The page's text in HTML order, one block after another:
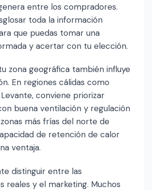
entre los compradores.
toda la información
que puedas tomar una
y acertar con tu elección.
zona geográfica también influye
En regiones cálidas como
conviene priorizar
buena ventilación y regulación
más frías del norte de
de retención de calor
ventaja.
distinguir entre las
reales y el marketing. Muchos